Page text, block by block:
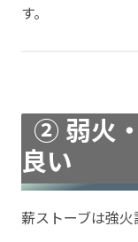
す。
② 弱火
良い
薪ストーブは強火